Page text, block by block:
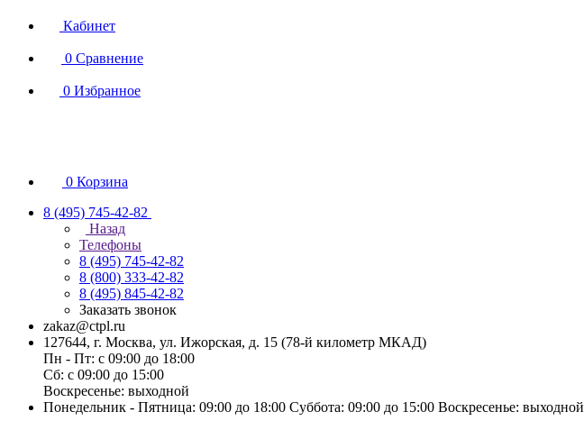
Кабинет
0 Сравнение
0 Избранное
0 Корзина
8 (495) 745-42-82
Назад
Телефоны
8 (495) 745-42-82
8 (800) 333-42-82
8 (495) 845-42-82
Заказать звонок
zakaz@ctpl.ru
127644, г. Москва, ул. Ижорская, д. 15 (78-й километр МКАД)
Пн - Пт: с 09:00 до 18:00
Сб: с 09:00 до 15:00
Воскресенье: выходной
Понедельник - Пятница: 09:00 до 18:00 Суббота: 09:00 до 15:00 Воскресенье: выходной